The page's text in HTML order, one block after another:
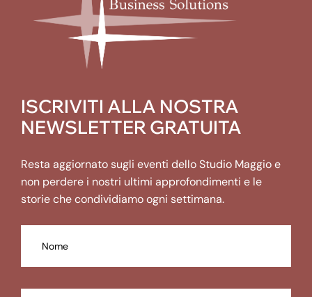
ISCRIVITI ALLA NOSTRA
NEWSLETTER GRATUITA
Resta aggiornato sugli eventi dello Studio Maggio e
non perdere i nostri ultimi approfondimenti e le
storie che condividiamo ogni settimana.